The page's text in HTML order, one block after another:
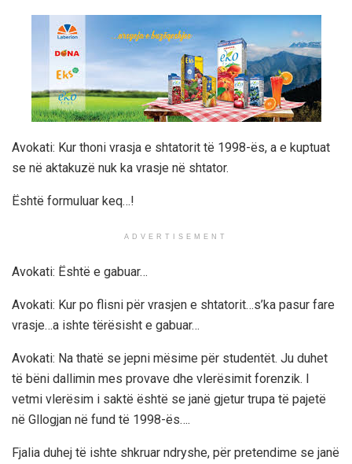
Avokati: Kur thoni vrasja e shtatorit të 1998-ës, a e kuptuat
se në aktakuzë nuk ka vrasje në shtator.
Është formuluar keq…!
ADVERTISEMENT
Avokati: Është e gabuar…
Avokati: Kur po flisni për vrasjen e shtatorit…s’ka pasur fare
vrasje…a ishte tërësisht e gabuar…
Avokati: Na thatë se jepni mësime për studentët. Ju duhet
të bëni dallimin mes provave dhe vlerësimit forenzik. I
vetmi vlerësim i saktë është se janë gjetur trupa të pajetë
në Gllogjan në fund të 1998-ës….
Fjalia duhej të ishte shkruar ndryshe, për pretendime se janë